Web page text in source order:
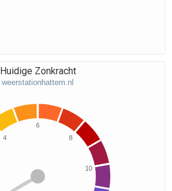
Huidige Zonkracht
weerstationhattem.nl
4
6
8
10